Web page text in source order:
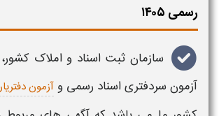
رسمی ۱۴۰۵
سازمان ثبت اسناد و املاک
آزمون سردفتری اسناد رسمی و آزمون